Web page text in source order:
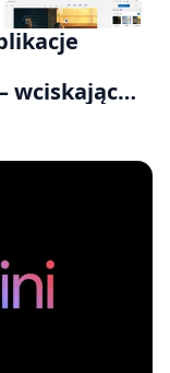
wciskając
RAM po